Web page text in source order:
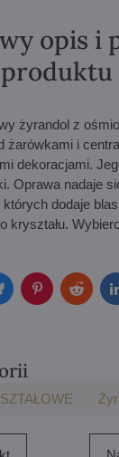
opis i
produktu
żyrandol z
żarówkami i
dekoracjami.
Oprawa nadaje
dodaje
kryształu.
PinterestReddit